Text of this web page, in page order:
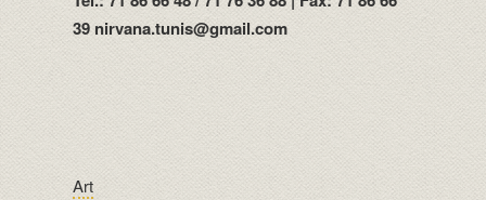
39 nirvana.tunis@gmail.com
Art